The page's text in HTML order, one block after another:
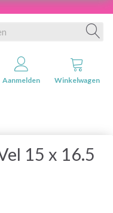
Aanmelden Winkelwagen
15 x 16.5